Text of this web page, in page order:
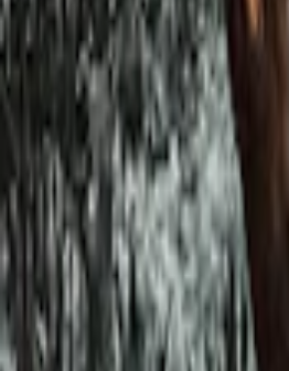
Offres
Consultation d'expert
Se connecter